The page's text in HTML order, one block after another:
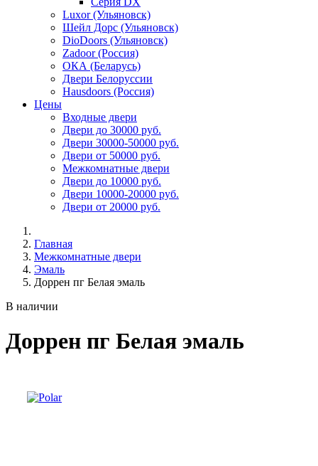
Luxor (Ульяновск)
Шейл Дорс (Ульяновск)
DioDoors (Ульяновск)
Zadoor (Россия)
ОКА (Беларусь)
Двери Белоруссии
Hausdoors (Россия)
Цены
Входные двери
Двери до 30000 руб.
Двери 30000-50000 руб.
Двери от 50000 руб.
Межкомнатные двери
Двери до 10000 руб.
Двери 10000-20000 руб.
Двери от 20000 руб.
Главная
Межкомнатные двери
Эмаль
Доррен пг Белая эмаль
В наличии
Доррен пг Белая эмаль